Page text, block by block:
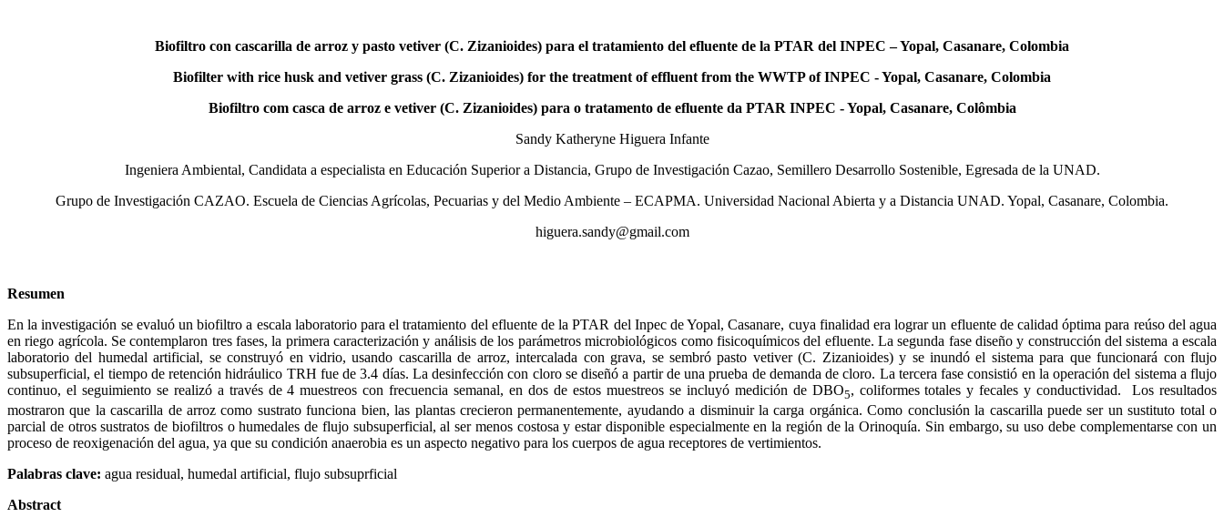
Biofiltro con cascarilla de arroz y pasto vetiver (C. Zizanioides) para el tratamiento del efluente de la PTAR del INPEC – Yopal, Casanare, Colombia
Biofilter with rice husk and vetiver grass (C. Zizanioides) for the treatment of effluent from the WWTP of INPEC - Yopal, Casanare, Colombia
Biofiltro com casca de arroz e vetiver (C. Zizanioides) para o tratamento de efluente da PTAR INPEC - Yopal, Casanare, Colômbia
Sandy Katheryne Higuera Infante
Ingeniera Ambiental, Candidata a especialista en Educación Superior a Distancia, Grupo de Investigación Cazao, Semillero Desarrollo Sostenible, Egresada de la UNAD.
Grupo de Investigación CAZAO. Escuela de Ciencias Agrícolas, Pecuarias y del Medio Ambiente – ECAPMA. Universidad Nacional Abierta y a Distancia UNAD. Yopal, Casanare, Colombia.
higuera.sandy@gmail.com
Resumen
En la investigación se evaluó un biofiltro a escala laboratorio para el tratamiento del efluente de la PTAR del Inpec de Yopal, Casanare, cuya finalidad era lograr un efluente de calidad óptima para reúso del agua
en riego agrícola. Se contemplaron tres fases, la primera caracterización y análisis de los parámetros microbiológicos como fisicoquímicos del efluente. La segunda fase diseño y construcción del sistema a escala
laboratorio del humedal artificial, se construyó en vidrio, usando cascarilla de arroz, intercalada con grava, se sembró pasto vetiver (C. Zizanioides) y se inundó el sistema para que funcionará con flujo
subsuperficial, el tiempo de retención hidráulico TRH fue de 3.4 días. La desinfección con cloro se diseñó a partir de una prueba de demanda de cloro. La tercera fase consistió en la operación del sistema a flujo
continuo, el seguimiento se realizó a través de 4 muestreos con frecuencia semanal, en dos de estos muestreos se incluyó medición de DBO5, coliformes totales y fecales y conductividad. Los resultados
mostraron que la cascarilla de arroz como sustrato funciona bien, las plantas crecieron permanentemente, ayudando a disminuir la carga orgánica. Como conclusión la cascarilla puede ser un sustituto total o
parcial de otros sustratos de biofiltros o humedales de flujo subsuperficial, al ser menos costosa y estar disponible especialmente en la región de la Orinoquía. Sin embargo, su uso debe complementarse con un
proceso de reoxigenación del agua, ya que su condición anaerobia es un aspecto negativo para los cuerpos de agua receptores de vertimientos.
Palabras clave: agua residual, humedal artificial, flujo subsuprficial
Abstract